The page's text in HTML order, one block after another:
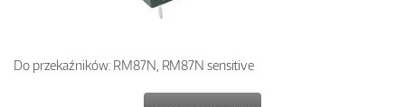
Do przekaźników: RM87N, RM87N sensitive